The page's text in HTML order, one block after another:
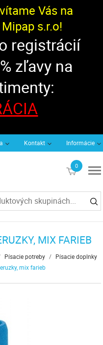
Vás na
s.r.o!
registrácií
zľavy na
Kontakt Informácie
0
€0
MIX FARIEB
Písacie potreby / Písacie doplnky
mix farieb